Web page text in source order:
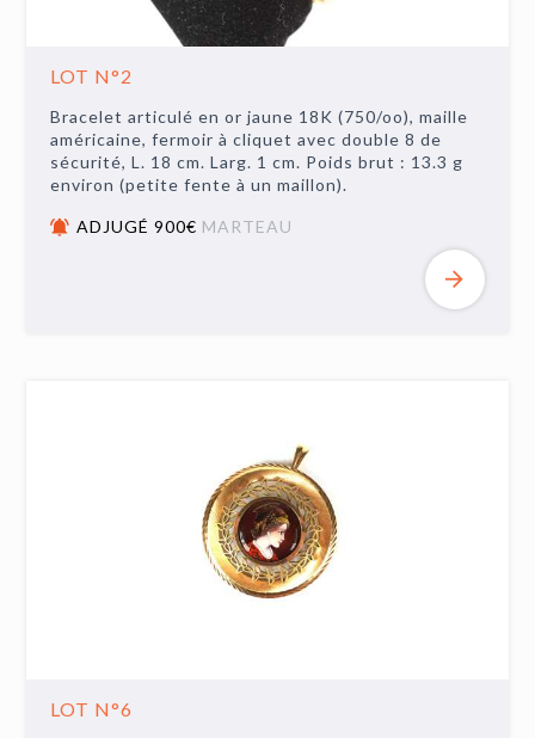
LOT N°2
Bracelet articulé en or jaune 18K (750/oo), maille
américaine, fermoir à cliquet avec double 8 de
sécurité, L. 18 cm. Larg. 1 cm. Poids brut : 13.3 g
environ (petite fente à un maillon).
ADJUGÉ 900€ MARTEAU
LOT N°6